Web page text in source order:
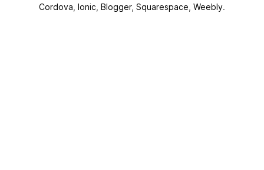
Cordova Ionic, Blogger, Squarespace Weebly.